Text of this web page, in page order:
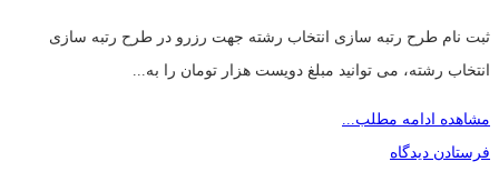
ثبت نام طرح رتبه سازی انتخاب رشته جهت رزرو در طرح رتبه سازی
انتخاب رشته، می توانید مبلغ دویست هزار تومان را به...
مشاهده ادامه مطلب...
فرستادن دیدگاه